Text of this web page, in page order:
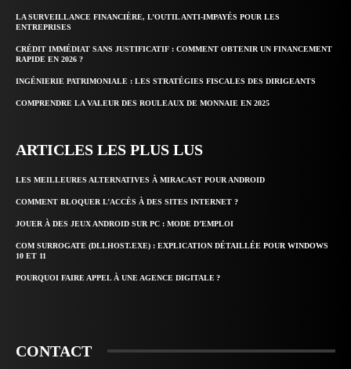
LA SURVEILLANCE FINANCIÈRE, L’OUTIL ANTI-IMPAYÉS POUR LES
ENTREPRISES
CRÉDIT IMMÉDIAT SANS JUSTIFICATIF : COMMENT OBTENIR UN FINANCEMENT
RAPIDE EN 2026 ?
INGÉNIERIE PATRIMONIALE : LES STRATÉGIES FISCALES DES DIRIGEANTS
COMPRENDRE LA VALEUR DES ROULEAUX DE MONNAIE EN 2025
ARTICLES LES PLUS LUS
LES MEILLEURES ALTERNATIVES À MIRACAST POUR ANDROID
COMMENT BLOQUER L’ACCÈS À DES SITES INTERNET ?
JOUER À DES JEUX ANDROID SUR PC : MODE D’EMPLOI
COM SURROGATE (DLLHOST.EXE) : EXPLICATION DÉTAILLÉE POUR WINDOWS
10 ET 11
POURQUOI FAIRE APPEL À UNE AGENCE DIGITALE ?
CONTACT